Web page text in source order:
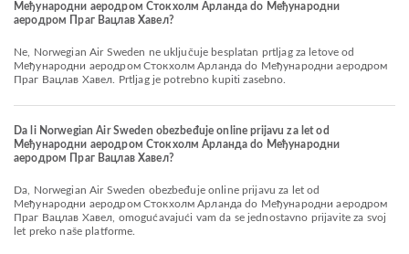
Међународни аеродром Стокхолм Арланда do Међународни
аеродром Праг Вацлав Хавел?
Ne, Norwegian Air Sweden ne uključuje besplatan prtljag za letove od
Међународни аеродром Стокхолм Арланда do Међународни аеродром
Праг Вацлав Хавел. Prtljag je potrebno kupiti zasebno.
Da li Norwegian Air Sweden obezbeđuje online prijavu za let od
Међународни аеродром Стокхолм Арланда do Међународни
аеродром Праг Вацлав Хавел?
Da, Norwegian Air Sweden obezbeđuje online prijavu za let od
Међународни аеродром Стокхолм Арланда do Међународни аеродром
Праг Вацлав Хавел, omogućavajući vam da se jednostavno prijavite za svoj
let preko naše platforme.